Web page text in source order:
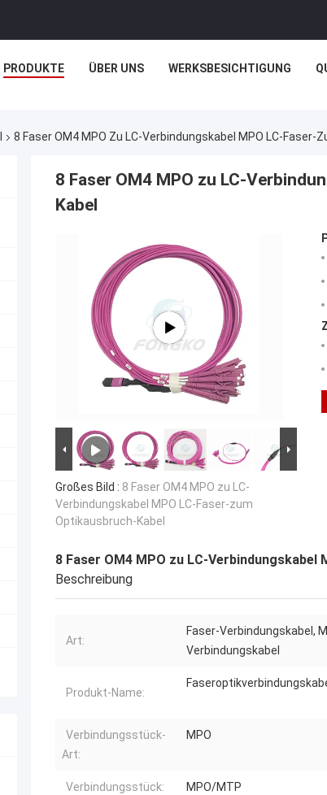
PRODUKTE ÜBER UNS WERKSBESICHTIGUNG
8 Faser OM4 MPO Zu LC-Verbindungskabel MPO LC-Faser-
8 Faser OM4 MPO zu LC-
Kabel
Großes Bild : 8 Faser OM4 MPO zu LC-
Verbindungskabel MPO LC-Faser-zum
Optikausbruch-Kabel
8 Faser OM4 MPO zu LC-Verbindungskabel
Beschreibung
Art:
Faser-Verbindungskabel,
Verbindungskabel
Produkt-Name:
Verbindungsstück-
Art:
MPO
Verbindungsstück: MPO/MTP